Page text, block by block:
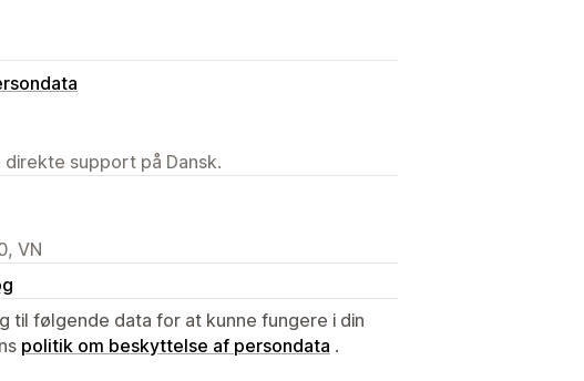
support på Dansk.
VN
til følgende data for at kunne fungere i din
politik om beskyttelse af persondata .